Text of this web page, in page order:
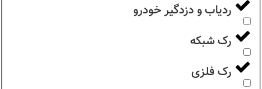
ردیاب و دزدگیر خودرو
رک شبکه
رک فلزی